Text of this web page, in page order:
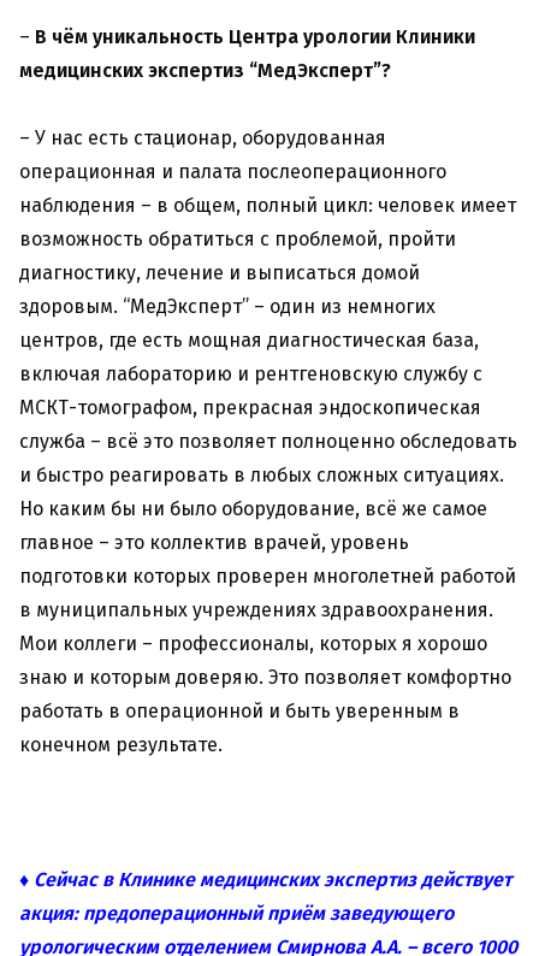
– В чём уникальность Центра урологии Клиники
медицинских экспертиз “МедЭксперт”?
– У нас есть стационар, оборудованная
операционная и палата послеоперационного
наблюдения – в общем, полный цикл: человек имеет
возможность обратиться с проблемой, пройти
диагностику, лечение и выписаться домой
здоровым. “МедЭксперт” – один из немногих
центров, где есть мощная диагностическая база,
включая лабораторию и рентгеновскую службу с
МСКТ-томографом, прекрасная эндоскопическая
служба – всё это позволяет полноценно обследовать
и быстро реагировать в любых сложных ситуациях.
Но каким бы ни было оборудование, всё же самое
главное – это коллектив врачей, уровень
подготовки которых проверен многолетней работой
в муниципальных учреждениях здравоохранения.
Мои коллеги – профессионалы, которых я хорошо
знаю и которым доверяю. Это позволяет комфортно
работать в операционной и быть уверенным в
конечном результате.
♦ Сейчас в Клинике медицинских экспертиз действует
акция: предоперационный приём заведующего
урологическим отделением Смирнова А.А. – всего 1000